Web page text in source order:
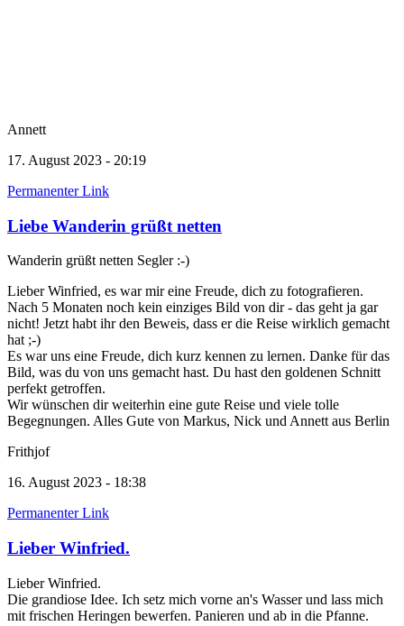
Annett
17. August 2023 - 20:19
Permanenter Link
Liebe Wanderin grüßt netten
Wanderin grüßt netten Segler :-)
Lieber Winfried, es war mir eine Freude, dich zu fotografieren.
Nach 5 Monaten noch kein einziges Bild von dir - das geht ja gar
nicht! Jetzt habt ihr den Beweis, dass er die Reise wirklich gemacht
hat ;-)
Es war uns eine Freude, dich kurz kennen zu lernen. Danke für das
Bild, was du von uns gemacht hast. Du hast den goldenen Schnitt
perfekt getroffen.
Wir wünschen dir weiterhin eine gute Reise und viele tolle
Begegnungen. Alles Gute von Markus, Nick und Annett aus Berlin
Frithjof
16. August 2023 - 18:38
Permanenter Link
Lieber Winfried.
Lieber Winfried.
Die grandiose Idee. Ich setz mich vorne an's Wasser und lass mich
mit frischen Heringen bewerfen. Panieren und ab in die Pfanne.